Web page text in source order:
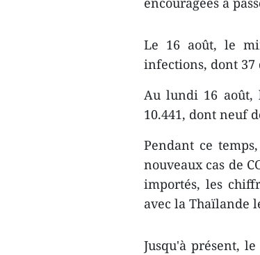
Le 16 août, le
infections, dont 37
Au lundi 16 août,
10.441, dont neuf
Pendant ce
nouveaux cas de
importés, les
avec la Thaïlande
Jusqu'à présent,